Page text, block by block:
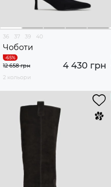
36 37 39 40
Чоботи
4 430 грн
12 658 грн
2 кольори